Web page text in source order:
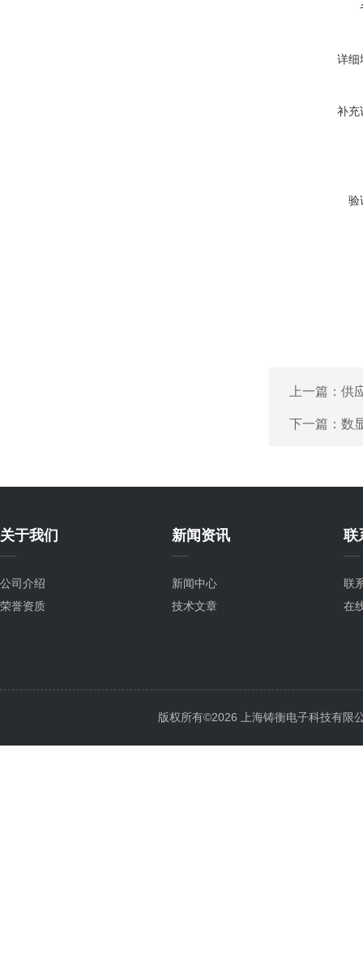
详细
补充
验
上一篇： 供
下一篇： 数
关于我们
公司介绍
荣誉资质
新闻资讯
新闻中心
技术文章
联
联
在
版权所有©2026 上海铸衡电子科技有